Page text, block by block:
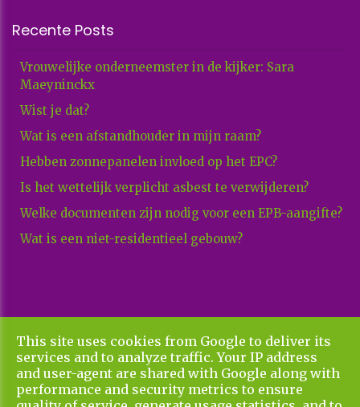
Recente Posts
Vrouwelijke onderneemster in de kijker: Sara
Maeyninckx
Wist je dat?
Wat is een afstandhouder in mijn raam?
Hebben zonnepanelen invloed op het EPC?
Is het wettelijk verplicht asbest te verwijderen?
Welke documenten zijn nodig voor een EPB-aangifte?
Wat is een niet-residentieel gebouw?
Copyright All Rights Reserved © 2026 Xenadvies
Privacy & Cookies
UP-TO-DATE WebDesign
This site uses cookies from Google to deliver its
services and to analyze traffic. Your IP address
and user-agent are shared with Google along with
performance and security metrics to ensure